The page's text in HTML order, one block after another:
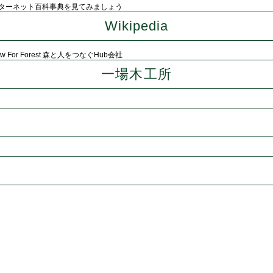
ーネット百科事典を見てみましょう
Wikipedia
For Forest 森と人をつなぐHub会社
一場木工所